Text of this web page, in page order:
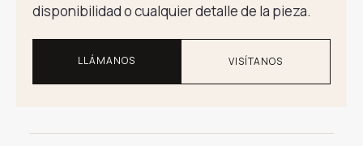
disponibilidad o cualquier detalle de la pieza.
LLÁMANOS VISÍTANOS